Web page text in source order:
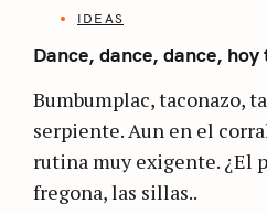
IDEAS
Dance, dance, dance, hoy
Bumbumplac, taconazo,
serpiente. Aun en el
rutina muy exigente. ¿El
fregona, las sillas..